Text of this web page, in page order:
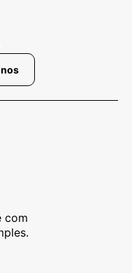
com